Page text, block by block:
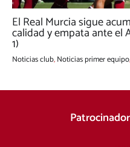
El Real Murcia sigue
calidad y empata ante el
1)
Noticias club,Noticias primer equipo,